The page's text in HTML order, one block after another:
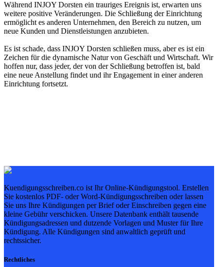
Während INJOY Dorsten ein trauriges Ereignis ist, erwarten uns
weitere positive Veränderungen. Die Schließung der Einrichtung
ermöglicht es anderen Unternehmen, den Bereich zu nutzen, um
neue Kunden und Dienstleistungen anzubieten.
Es ist schade, dass INJOY Dorsten schließen muss, aber es ist ein
Zeichen für die dynamische Natur von Geschäft und Wirtschaft. Wir
hoffen nur, dass jeder, der von der Schließung betroffen ist, bald
eine neue Anstellung findet und ihr Engagement in einer anderen
Einrichtung fortsetzt.
Kuendigungsschreiben.co ist Ihr Online-Kündigungstool. Erstellen
Sie kostenlos PDF- oder Word-Kündigungsschreiben oder lassen
Sie uns Ihre Kündigungen per Brief oder Einschreiben gegen eine
kleine Gebühr verschicken. Unsere Datenbank enthält tausende
Kündigungsadressen und dutzende Vorlagen und Muster für Ihre
Kündigung. Alle Kündigungen sind anwaltlich geprüft und
rechtssicher.
Rechtliches